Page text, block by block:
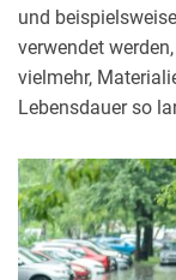
und
verwendet
vielmehr,
Lebensdauer so